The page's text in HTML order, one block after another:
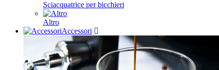
Sciacquatrice per bicchieri
Altro
Accessori